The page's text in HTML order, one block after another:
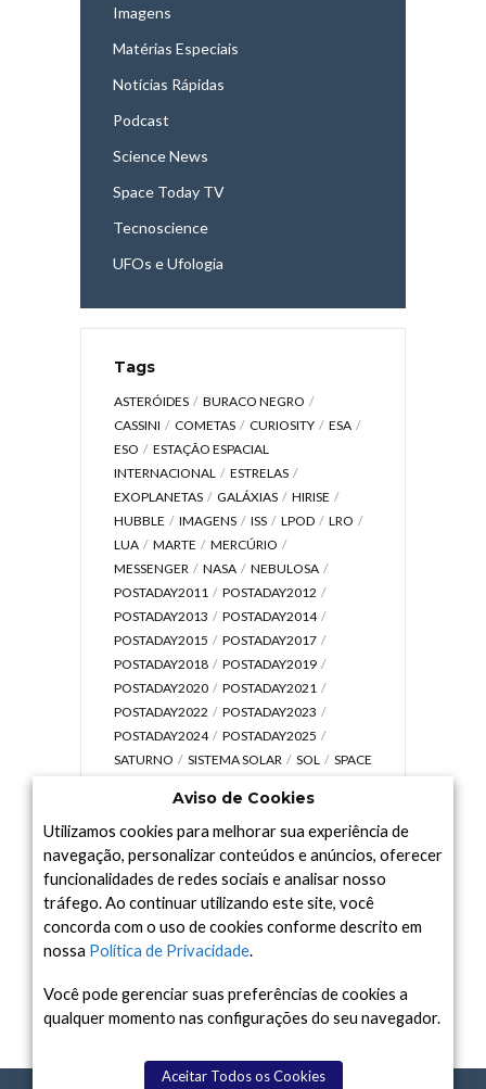
Imagens
Matérias Especiais
Notícias Rápidas
Podcast
Science News
Space Today TV
Tecnoscience
UFOs e Ufologia
Tags
ASTERÓIDES
BURACO NEGRO
CASSINI
COMETAS CURIOSITY
ESA
ESO
ESTAÇÃO ESPACIAL
INTERNACIONAL
ESTRELAS
EXOPLANETAS
GALÁXIAS
HIRISE
HUBBLE
IMAGENS ISS LPOD
LRO
LUA
MARTE
MERCÚRIO
MESSENGER
NASA
NEBULOSA
POSTADAY2011
POSTADAY2012
POSTADAY2013
POSTADAY2014
POSTADAY2015
POSTADAY2017
POSTADAY2018
POSTADAY2019
POSTADAY2020
POSTADAY2021
POSTADAY2022
POSTADAY2023
POSTADAY2024
POSTADAY2025
SATURNO
SISTEMA SOLAR SOL
SPACE
UNIVERSO
VÍDEO
Arquivo
Arquivo
Aviso de Cookies
Utilizamos cookies para melhorar sua experiência de
navegação, personalizar conteúdos e anúncios, oferecer
funcionalidades de redes sociais e analisar nosso
tráfego. Ao continuar utilizando este site, você
concorda com o uso de cookies conforme descrito em
nossa Política de Privacidade.
Você pode gerenciar suas preferências de cookies a
qualquer momento nas configurações do seu navegador.
Aceitar Todos os Cookies